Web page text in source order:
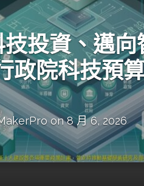
英特爾技術驅動醫
台灣搶攻後矽時代半導體關鍵技
推探OpenAI Codex Micro專屬控
制器
投資、邁向
院科技預
on 8 月 6, 2026